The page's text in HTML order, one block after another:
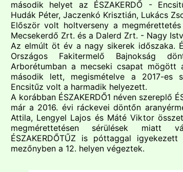
második helyet az ÉSZAKERDŐ -
Hudák Péter, Jaczenkó Krisztián, Lukács
Először volt holtverseny a
Mecsekerdő Zrt. és a Dalerd Zrt. - Nagy
Az elmúlt öt év a nagy sikerek időszaka.
Országos Fakitermelő Bajnokság
Arborétumban a mecseki csapat mögött
második lett, megismételve a 2017-es
Encsitűz volt a harmadik helyezett.
A korábban ÉSZAKERDŐ1 néven szereplő
már a 2016. évi ráckevei döntőn
Attila, Lengyel Lajos és Máté Viktor
megmérettetésen sérülések
ÉSZAKERDŐTŰZ is póttaggal
mezőnyben a 12. helyen végeztek.